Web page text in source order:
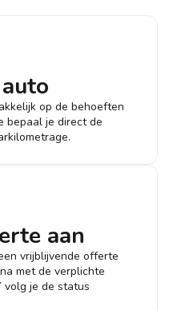
op de behoeften
bepaal je direct de
aan
vrijblijvende offerte
met de verplichte
volg je de status